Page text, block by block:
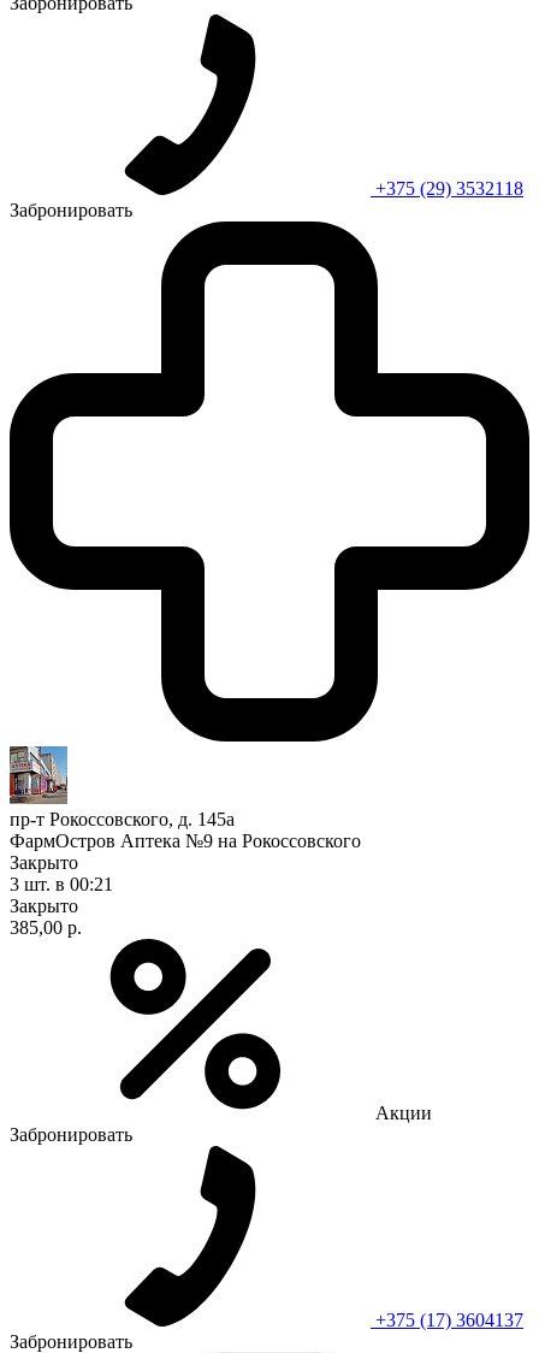
+375 (29) 3532118
Забронировать
пр-т Рокоссовского, д. 145а
ФармОстров Аптека №9 на Рокоссовского
Закрыто
3 шт. в 00:21
Закрыто
385,00 р.
Акции
Забронировать
+375 (17) 3604137
Забронировать